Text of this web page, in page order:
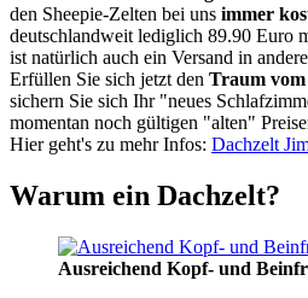
den Sheepie-Zelten bei uns immer
deutschlandweit lediglich 89.90 Euro
ist natürlich auch ein Versand in
Erfüllen Sie sich jetzt den Traum vom
sichern Sie sich Ihr "neues
momentan noch gültigen "alten"
Hier geht's zu mehr Infos: Dachzelt
Warum ein Dachzelt?
Ausreichend Kopf- und